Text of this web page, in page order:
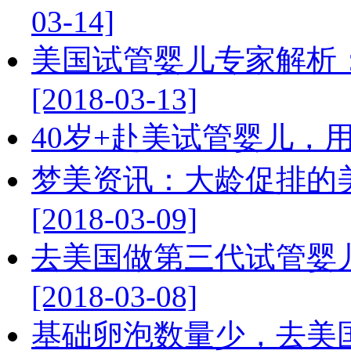
03-14]
美国试管婴儿专家解析
[2018-03-13]
40岁+赴美试管婴儿，
梦美资讯：大龄促排的
[2018-03-09]
去美国做第三代试管婴
[2018-03-08]
基础卵泡数量少，去美